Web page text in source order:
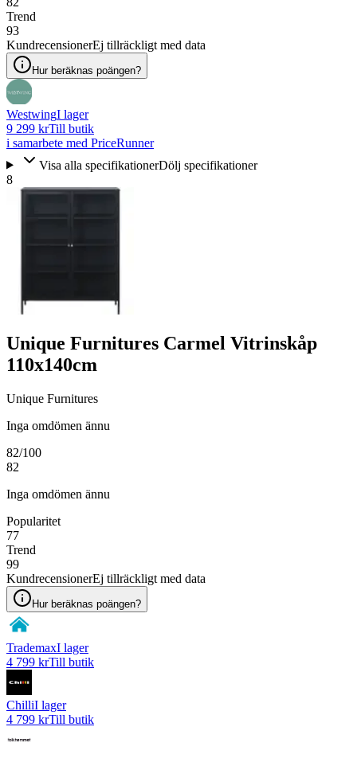
Trend
93
KundrecensionerEj tillräckligt med data
Hur beräknas poängen?
WestwingI lager
9 299 krTill butik
i samarbete med PriceRunner
Visa alla specifikationerDölj specifikationer
8
Unique Furnitures Carmel Vitrinskåp
110x140cm
Unique Furnitures
Inga omdömen ännu
82/100
82
Inga omdömen ännu
Popularitet
77
Trend
99
KundrecensionerEj tillräckligt med data
Hur beräknas poängen?
TrademaxI lager
4 799 krTill butik
ChilliI lager
4 799 krTill butik